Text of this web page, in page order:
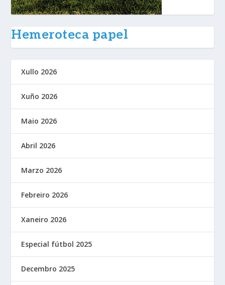
Hemeroteca papel
Xullo 2026
Xuño 2026
Maio 2026
Abril 2026
Marzo 2026
Febreiro 2026
Xaneiro 2026
Especial fútbol 2025
Decembro 2025